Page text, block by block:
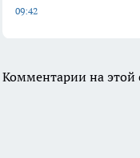
09:42
Комментарии на